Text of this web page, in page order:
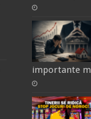
importante